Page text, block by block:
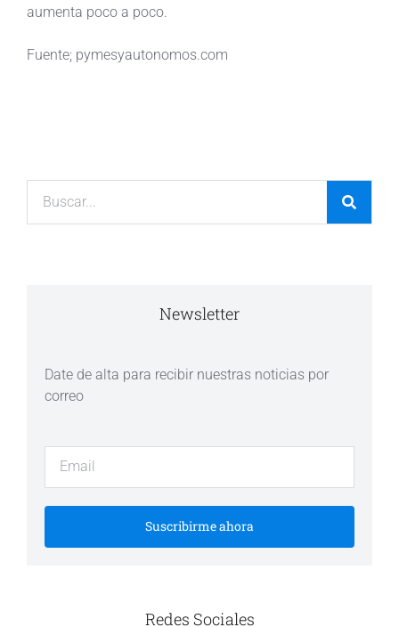
aumenta poco a poco.
Fuente; pymesyautonomos.com
Newsletter
Date de alta para recibir nuestras noticias por
correo
Suscribirme ahora
Redes Sociales